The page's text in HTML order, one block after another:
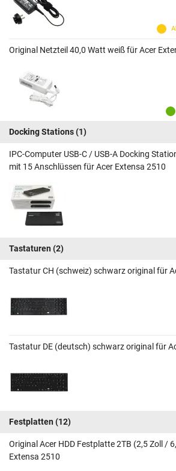
Original Netzteil 40,0 Watt weiß für Acer
Docking Stations(1)
IPC-Computer USB-C / USB-A Docking
mit 15 Anschlüssen für Acer Extensa 2510
Tastaturen (2)
Tastatur CH (schweiz) schwarz original für
Tastatur DE (deutsch) schwarz original für
Festplatten (12)
Original Acer HDD Festplatte 2TB (2,5 Zoll /
Extensa 2510